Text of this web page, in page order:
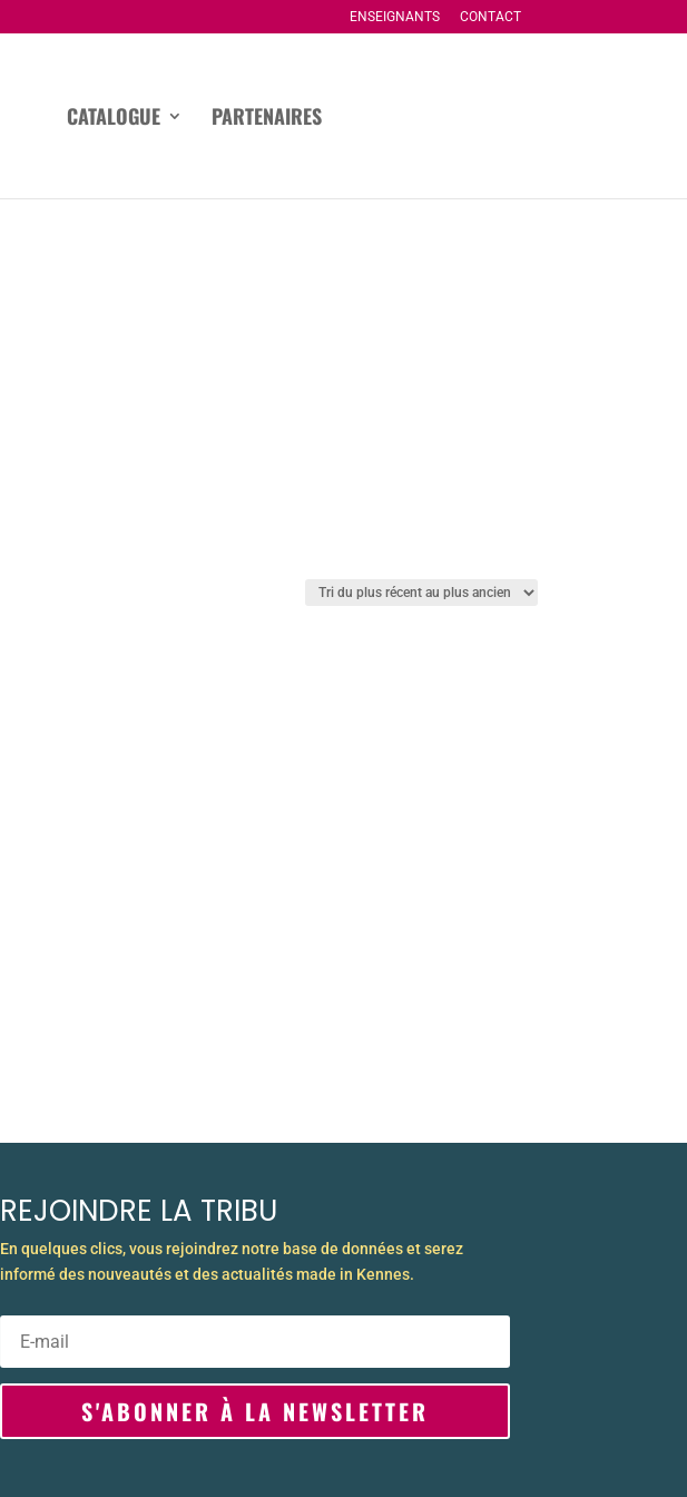
ENSEIGNANTS CONTACT
CATALOGUE PARTENAIRES
REJOINDRE LA TRIBU
En quelques clics, vous rejoindrez notre base de données et serez
informé des nouveautés et des actualités made in Kennes.
S'ABONNER À LA NEWSLETTER